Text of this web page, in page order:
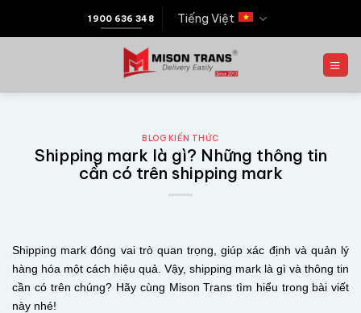
1900 636 348 Tiếng Việt
BLOG KIẾN THỨC
Shipping mark là gì? Những thông tin
cần có trên shipping mark
Shipping mark đóng vai trò quan trọng, giúp xác định và quản lý
hàng hóa một cách hiệu quả. Vậy, shipping mark là gì và thông tin
cần có trên chúng? Hãy cùng Mison Trans tìm hiểu trong bài viết
này nhé!